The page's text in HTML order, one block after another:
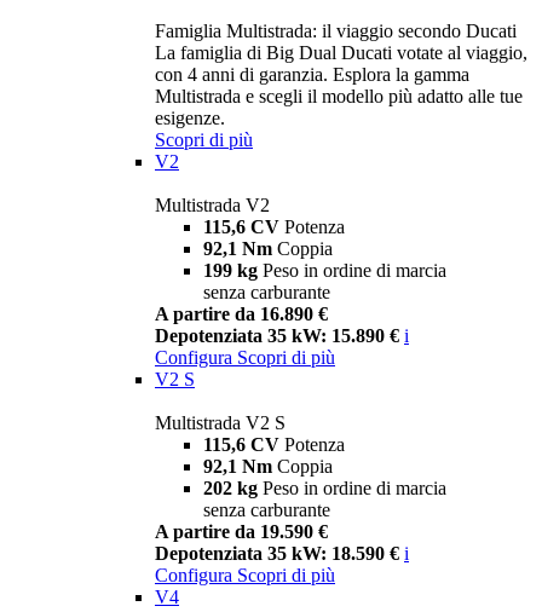
Famiglia Multistrada: il viaggio secondo Ducati
La famiglia di Big Dual Ducati votate al viaggio,
con 4 anni di garanzia. Esplora la gamma
Multistrada e scegli il modello più adatto alle tue
esigenze.
Scopri di più
V2
Multistrada V2
115,6 CV Potenza
92,1 Nm Coppia
199 kg Peso in ordine di marcia
senza carburante
A partire da 16.890 €
Depotenziata 35 kW: 15.890 € i
Configura Scopri di più
V2 S
Multistrada V2 S
115,6 CV Potenza
92,1 Nm Coppia
202 kg Peso in ordine di marcia
senza carburante
A partire da 19.590 €
Depotenziata 35 kW: 18.590 € i
Configura Scopri di più
V4